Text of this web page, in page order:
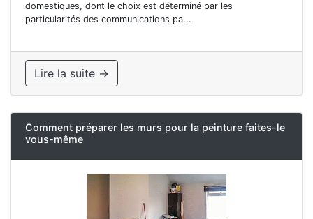
domestiques, dont le choix est déterminé par les
particularités des communications pa...
Lire la suite →
Comment préparer les murs pour la peinture faites-le
vous-même